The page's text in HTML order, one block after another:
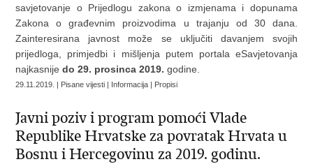
savjetovanje o Prijedlogu zakona o izmjenama i dopunama
Zakona o građevnim proizvodima u trajanju od 30 dana.
Zainteresirana javnost može se uključiti davanjem svojih
prijedloga, primjedbi i mišljenja putem portala eSavjetovanja
najkasnijedo 29. prosinca 2019.godine.
29.11.2019. | Pisane vijesti | Informacija | Propisi
Javni poziv i program pomoći Vlade
Republike Hrvatske za povratak Hrvata u
Bosnu i Hercegovinu za 2019. godinu.